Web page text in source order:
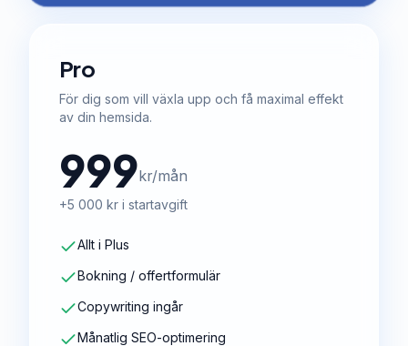
Pro
För dig som vill växla upp och få maximal effekt
av din hemsida.
999kr/mån
+5 000 kr i startavgift
Allt i Plus
Bokning / offertformulär
Copywriting ingår
Månatlig SEO-optimering